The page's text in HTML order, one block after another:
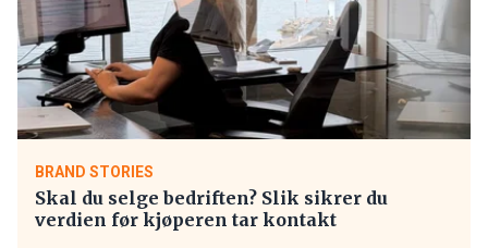
BRAND STORIES
Skal du selge bedriften? Slik sikrer du
verdien før kjøperen tar kontakt